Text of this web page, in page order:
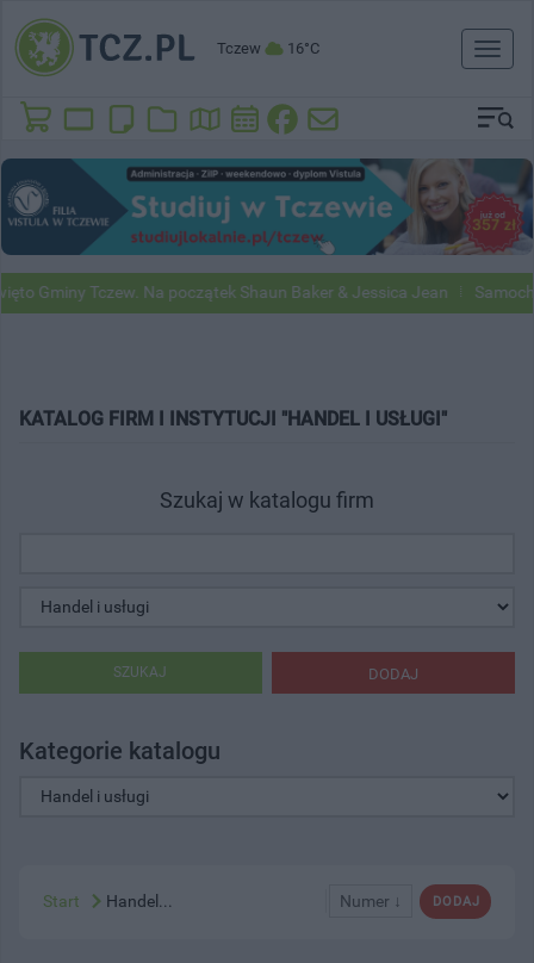
Tczew 16°C
Toggle
Gminy Tczew. Na początek Shaun Baker & Jessica Jean
KATALOG FIRM I INSTYTUCJI "HANDEL I USŁUGI"
Szukaj w katalogu firm
DODAJ
SZUKAJ
Kategorie katalogu
DODAJ
Numer ↓
Start Handel...